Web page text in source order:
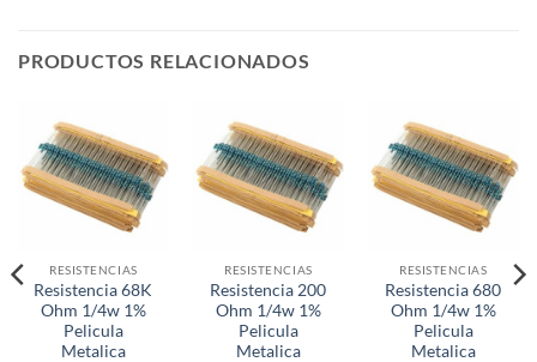
PRODUCTOS RELACIONADOS
RESISTENCIAS
Resistencia 68K
Ohm 1/4w 1%
Pelicula
Metalica
RESISTENCIAS
Resistencia 200
Ohm 1/4w 1%
Pelicula
Metalica
RESISTENCIAS
Resistencia 680
Ohm 1/4w 1%
Pelicula
Metalica